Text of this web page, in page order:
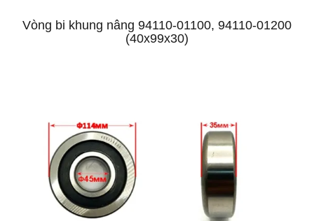
Vòng bi khung nâng 94110-01100, 94110-01200
(40x99x30)